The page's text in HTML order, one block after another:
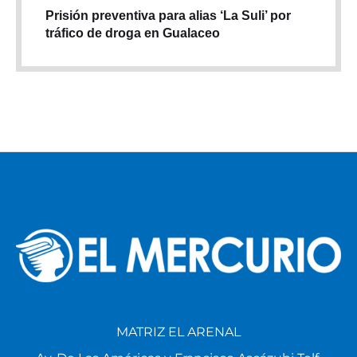
Prisión preventiva para alias ‘La Suli’ por
tráfico de droga en Gualaceo
MATRIZ EL ARENAL